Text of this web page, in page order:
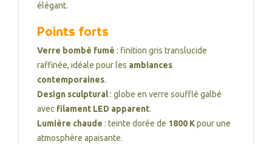
élégant.
Points forts
Verre bombé fumé : finition gris translucide
raffinée, idéale pour les ambiances
contemporaines.
Design sculptural: globe en verre soufflé galbé
avec filament LED apparent.
Lumière chaude : teinte dorée de 1800 Kpour une
atmosphère apaisante.